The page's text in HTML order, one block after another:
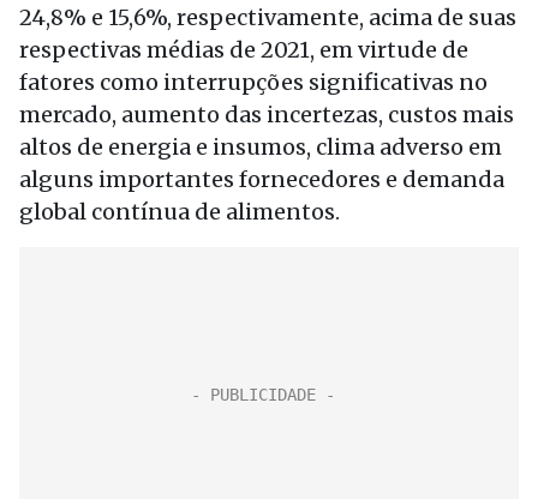
24,8% e 15,6%, respectivamente, acima de suas
respectivas médias de 2021, em virtude de
fatores como interrupções significativas no
mercado, aumento das incertezas, custos mais
altos de energia e insumos, clima adverso em
alguns importantes fornecedores e demanda
global contínua de alimentos.